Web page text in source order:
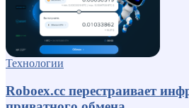
Технологии
Roboex.cc перестраивает